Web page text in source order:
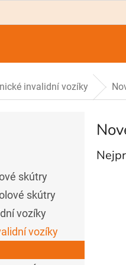
invalidní vozíky
skútry
skútry
vozíky
vozíky